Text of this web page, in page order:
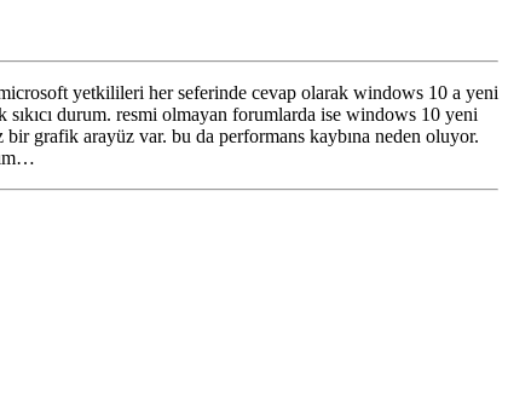
yetkilileri her seferinde cevap olarak windows 10 a yeni
durum. resmi olmayan forumlarda ise windows 10 yeni
bir grafik arayüz var. bu da performans kaybına neden oluyor.